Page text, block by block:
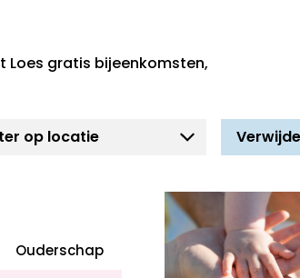
Loes gratis bijeenkomsten,
Ouderschap